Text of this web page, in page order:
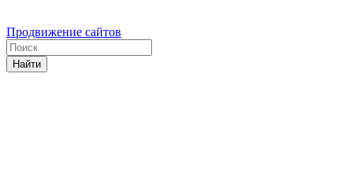
Продвижение сайтов
Найти